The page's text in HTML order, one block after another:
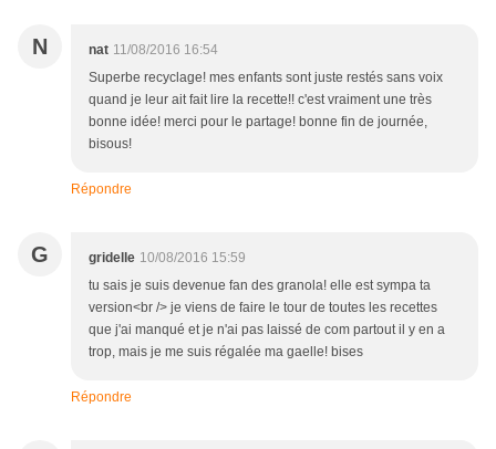
N nat 11/08/2016 16:54
Superbe recyclage! mes enfants sont juste restés sans voix
quand je leur ait fait lire la recette!! c'est vraiment une très
bonne idée! merci pour le partage! bonne fin de journée,
bisous!
Répondre
G gridelle 10/08/2016 15:59
tu sais je suis devenue fan des granola! elle est sympa ta
version<br /> je viens de faire le tour de toutes les recettes
que j'ai manqué et je n'ai pas laissé de com partout il y en a
trop, mais je me suis régalée ma gaelle! bises
Répondre